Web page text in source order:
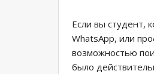
Если вы студент,
WhatsApp, или
возможностью
было